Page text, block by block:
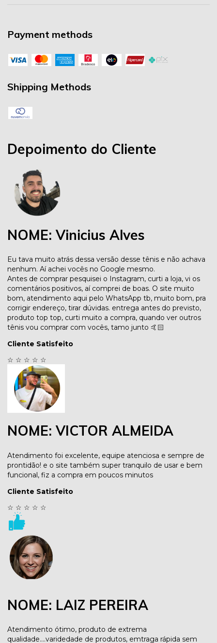
Payment methods
Shipping Methods
Depoimento do Cliente
NOME: Vinicius Alves
Eu tava muito atrás dessa versão desse tênis e não achava
nenhum. Aí achei vocês no Google mesmo.
Antes de comprar pesquisei o Instagram, curti a loja, vi os
comentários positivos, aí comprei de boas. O site muito
bom, atendimento aqui pelo WhatsApp tb, muito bom, pra
corrigir endereço, tirar dúvidas. entrega antes do previsto,
produto top top, curti muito a compra, quando ver outros
tênis vou comprar com vocês, tamo junto 🤙🏻
Cliente Satisfeito
☆ ☆ ☆ ☆ ☆
NOME: VICTOR ALMEIDA
Atendimento foi excelente, equipe atenciosa e sempre de
prontidão! e o site também super tranquilo de usar e bem
funcional, fiz a compra em poucos minutos
Cliente Satisfeito
☆ ☆ ☆ ☆ ☆
NOME: LAIZ PEREIRA
Atendimento ótimo, produto de extrema
qualidade....varidedade de produtos, emtraga rápida sem